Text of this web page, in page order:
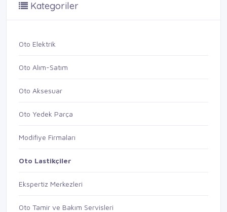
Kategoriler
Oto Elektrik
Oto Alım-Satım
Oto Aksesuar
Oto Yedek Parça
Modifiye Firmaları
Oto Lastikçiler
Ekspertiz Merkezleri
Oto Tamir ve Bakım Servisleri